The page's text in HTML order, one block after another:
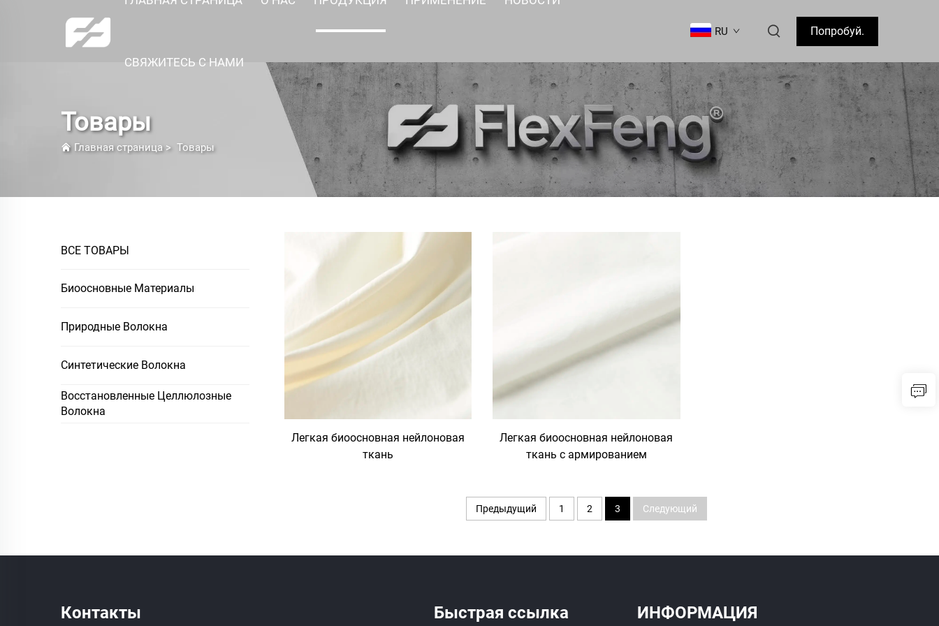
СВЯЖИТЕСЬ С НАМИ
RU Попробуй.
Товары
Главная страница> Товары
ВСЕ ТОВАРЫ
Биоосновные Материалы
Природные Волокна
Синтетические Волокна
Восстановленные Целлюлозные
Волокна
Легкая биоосновная нейлоновая
ткань
Легкая биоосновная нейлоновая
ткань с армированием
Предыдущий 1 2 3 Следующий
Контакты Быстрая ссылка ИНФОРМАЦИЯ